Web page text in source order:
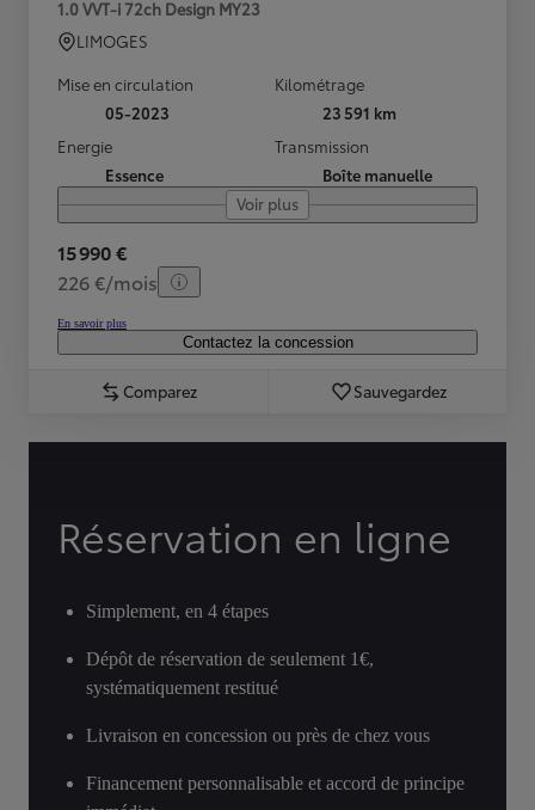
1.0 VVT-i 72ch Design MY23
LIMOGES
Mise en circulation
05-2023
Kilométrage
23 591 km
Energie
Essence
Transmission
Boîte manuelle
Voir plus
15 990 €
226 €/mois
En savoir plus
Contactez la concession
Comparez Sauvegardez
Réservation en ligne
Simplement, en 4 étapes
Dépôt de réservation de seulement 1€,
systématiquement restitué
Livraison en concession ou près de chez vous
Financement personnalisable et accord de principe